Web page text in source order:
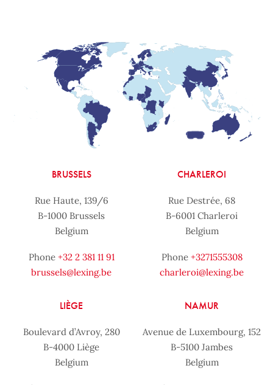
BRUSSELS
Rue Haute, 139/6
B-1000 Brussels
Belgium
Phone +32 2 381 11 91
brussels@lexing.be
CHARLEROI
Rue Destrée, 68
B-6001 Charleroi
Belgium
Phone +3271555308
charleroi@lexing.be
LIÈGE
Boulevard d’Avroy, 280
B-4000 Liège
Belgium
NAMUR
Avenue de Luxembourg, 152
B-5100 Jambes
Belgium